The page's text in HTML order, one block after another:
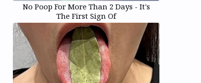
No Poop For More Than 2 Days - It's
The First Sign Of